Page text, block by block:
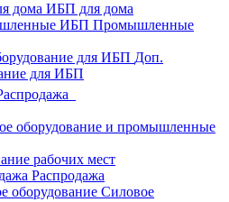
ИБП для дома
Промышленные
Доп.
для ИБП
оборудование и промышленные
рабочих мест
Распродажа
Силовое